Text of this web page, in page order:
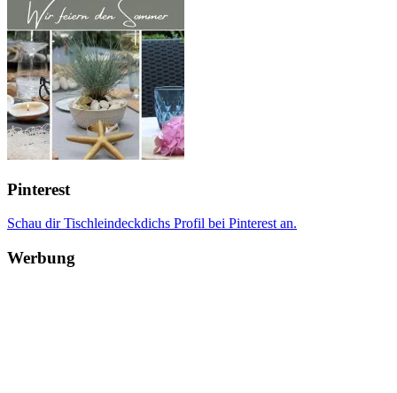
Pinterest
Schau dir Tischleindeckdichs Profil bei Pinterest an.
Werbung